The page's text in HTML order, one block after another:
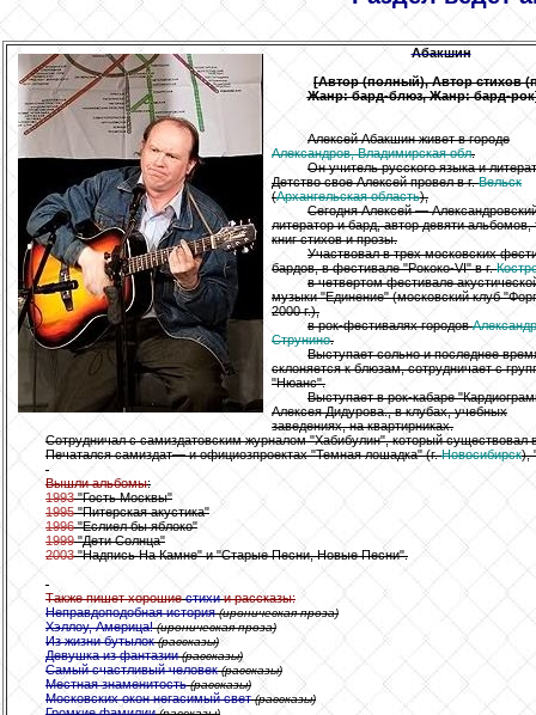
Абакшин
[Автор (полный), Автор стихов
Жанр: бард-блюз, Жанр: бард-
Алексей Абакшин живет в городе
Александров, Владимирская обл.
Он учитель русского языка и
Детство свое Алексей провел в г.Вельск
(Архангельская область),
Сегодня Алексей —
литератор и бард, автор девяти альбомов,
книг стихов и прозы.
Участвовал в трех московских
бардов, в фестивале "Рококо-VI" в г.
в четвертом фестивале
музыки "Единение" (московский клуб
2000 г.),
в рок-фестивалях городов
Струнино.
Выступает сольно и последнее
склоняется к блюзам, сотрудничает с
"Нюанс".
Выступает в рок-кабаре
Алексея Дидурова., в клубах, учебных
заведениях, на квартирниках.
Сотрудничал с самиздатовским журналом "Хабибулин", который существовал
Печатался самиздат— и официозпроектах "Темная лошадка" (г.Новосибирск),
Вышли альбомы:
1993"Гость Москвы"
1995"Питерская акустика"
1996"Еслиел бы яблоко"
1999"Дети Солнца"
2003"Надпись На Камне" и "Старые Песни, Новые Песни".
Также пишет хорошие стихи и рассказы:
Неправдоподобная история (ироническая проза)
Хэллоу, Америца! (ироническая проза)
Из жизни бутылок (рассказы)
Девушка из фантазии (рассказы)
Самый счастливый человек (рассказы)
Местная знаменитость (рассказы)
Московских окон негасимый свет (рассказы)